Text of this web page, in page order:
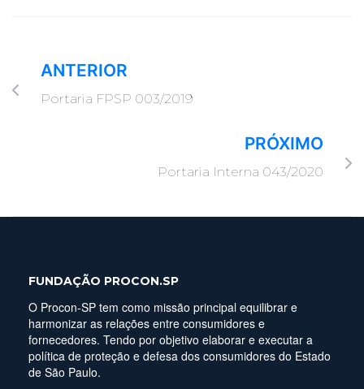
ANTERIOR
Portaria FPSP 003/2019
PRÓXIMO
Portaria Interna 043/2020
FUNDAÇÃO PROCON.SP
O Procon-SP tem como missão principal equilibrar e
harmonizar as relações entre consumidores e
fornecedores. Tendo por objetivo elaborar e executar a
política de proteção e defesa dos consumidores do Estado
de São Paulo.